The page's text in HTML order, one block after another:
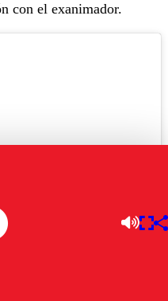
con el exanimador.